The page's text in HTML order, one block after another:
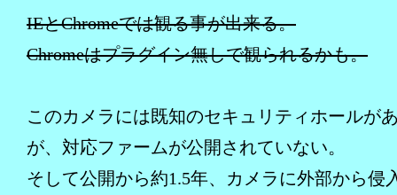
IEとChromeでは観る事が出来る。
Chromeはプラグイン無しで観られるかも。
このカメラには既知のセキュリティホールが
が、対応ファームが公開されていない。
そして公開から約1.5年、カメラに外部から侵